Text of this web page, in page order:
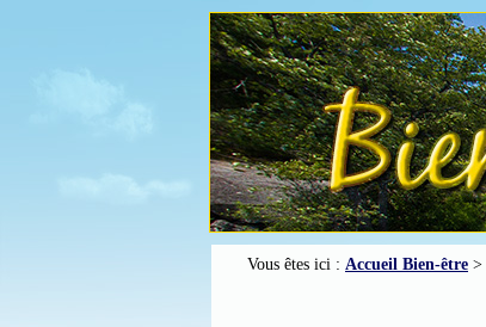
Vous êtes ici : Accueil Bien-être >